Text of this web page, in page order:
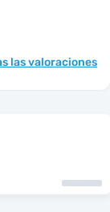
las valoraciones